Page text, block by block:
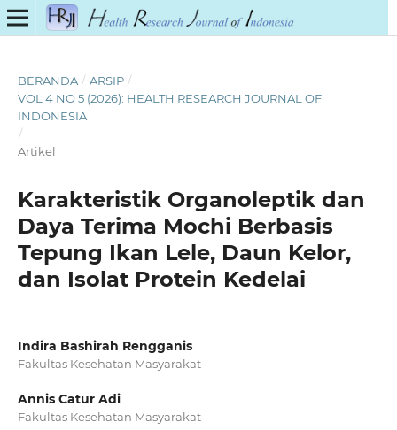
BERANDA / ARSIP /
VOL 4 NO 5 (2026): HEALTH RESEARCH JOURNAL OF
INDONESIA
/
Artikel
Karakteristik Organoleptik dan
Daya Terima Mochi Berbasis
Tepung Ikan Lele, Daun Kelor,
dan Isolat Protein Kedelai
Indira Bashirah Rengganis
Fakultas Kesehatan Masyarakat
Annis Catur Adi
Fakultas Kesehatan Masyarakat